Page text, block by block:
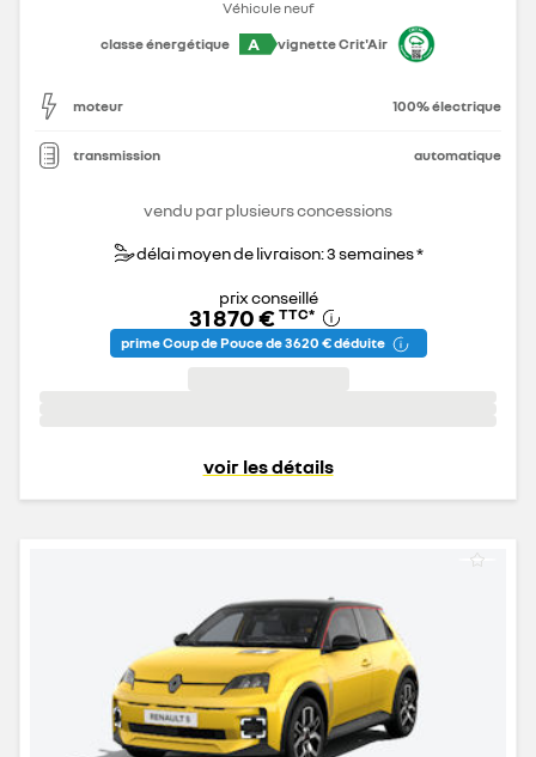
Véhicule neuf
classe énergétique
A vignette Crit'Air
moteur 100% électrique
transmission automatique
vendu par plusieurs concessions
délai moyen de livraison: 3 semaines *
prix conseillé
31 870 € TTC*
prime Coup de Pouce de 3 620 € déduite
voir les détails